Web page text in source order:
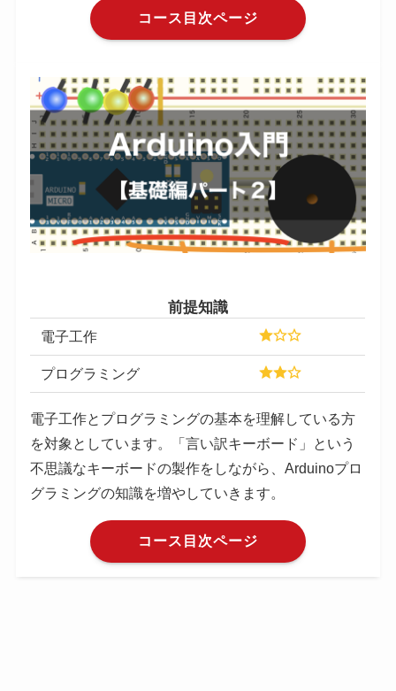
コース目次ページ
前提知識
電子工作
プログラミング
電子工作とプログラミングの基本を理解している方
を対象としています。「言い訳キーボード」という
不思議なキーボードの製作をしながら、Arduinoプロ
グラミングの知識を増やしていきます。
コース目次ページ